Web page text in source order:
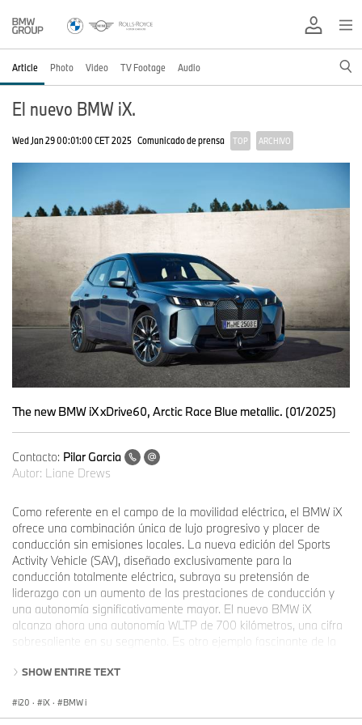
Article Photo Video TV Footage Audio
El nuevo BMW iX.
Wed Jan 29 00:01:00 CET 2025 Comunicado de prensa TOP ARCHIVO
The new BMW iX xDrive60, Arctic Race Blue metallic. (01/2025)
Contacto: Pilar Garcia
Autor: Liane Drews
Como referente en el campo de la movilidad eléctrica, el BMW iX
ofrece una combinación única de lujo progresivo y placer de
conducción sin emisiones locales. La nueva edición del Sports
Activity Vehicle (SAV), diseñado exclusivamente para la
conducción totalmente eléctrica, subraya su pretensión de
liderazgo con un aumento de las prestaciones de conducción y
una autonomía significativamente mayor. El nuevo BMW iX
alcanza ahora una autonomía WLTP de 700 kilómetros, una cifra
sobresaliente en su segmento. Es otro ejemplo fascinante de la
EfficientDynamics. Las innovaciones en el campo de la tecnología
el diseño exterior e interior que acentúan el carácter deportivo del
SHOW ENTIRE TEXT
i20 · iX · BMW i